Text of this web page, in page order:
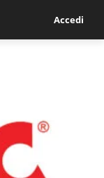
Accedi